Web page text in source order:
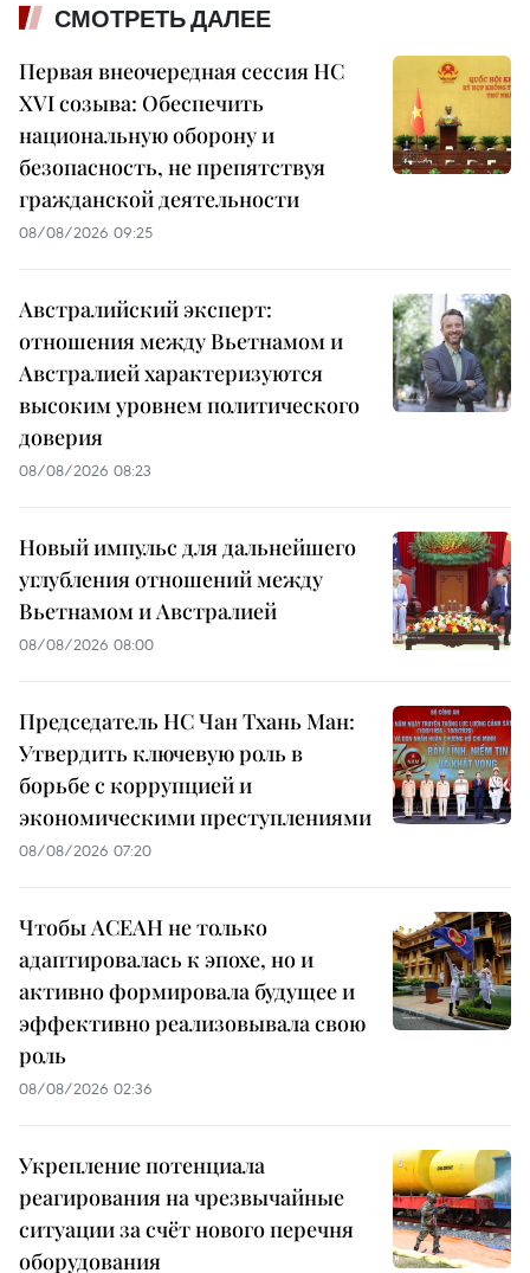
СМОТРЕТЬ ДАЛЕЕ
Первая внеочередная сессия НС
XVI созыва: Обеспечить
национальную оборону и
безопасность, не препятствуя
гражданской деятельности
08/08/2026 09:25
Австралийский эксперт:
отношения между Вьетнамом и
Австралией характеризуются
высоким уровнем политического
доверия
08/08/2026 08:23
Новый импульс для дальнейшего
углубления отношений между
Вьетнамом и Австралией
08/08/2026 08:00
Председатель НС Чан Тхань Ман:
Утвердить ключевую роль в
борьбе с коррупцией и
экономическими преступлениями
08/08/2026 07:20
Чтобы АСЕАН не только
адаптировалась к эпохе, но и
активно формировала будущее и
эффективно реализовывала свою
роль
08/08/2026 02:36
Укрепление потенциала
реагирования на чрезвычайные
ситуации за счёт нового перечня
оборудования